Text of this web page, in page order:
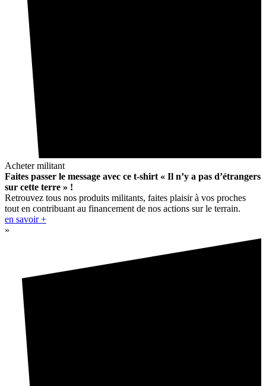
Acheter militant
Faites passer le message avec ce t-shirt « Il n’y a pas d’étrangers
sur cette terre » !
Retrouvez tous nos produits militants, faites plaisir à vos proches
tout en contribuant au financement de nos actions sur le terrain.
en savoir +
»